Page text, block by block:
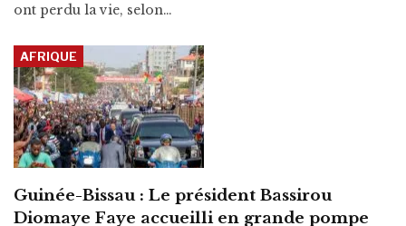
ont perdu la vie, selon…
AFRIQUE
Guinée-Bissau : Le président Bassirou
Diomaye Faye accueilli en grande pompe